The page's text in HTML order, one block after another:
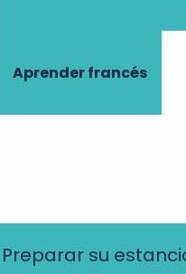
Aprender francés
Preparar su
jurídica